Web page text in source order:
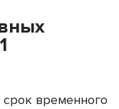
срок временного